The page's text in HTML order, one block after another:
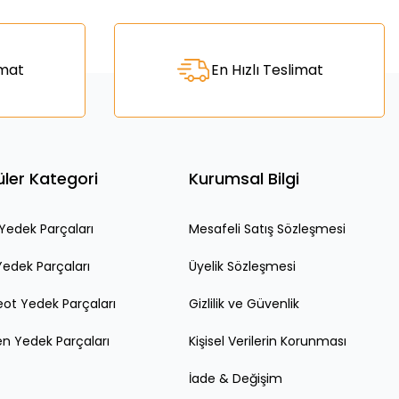
En Hızlı Teslimat
Kategori
Parçaları
Parçaları
Yedek Parçaları
Yedek Parçaları
Kurumsal Bilgi
Mesafeli Satış Sözleşmesi
Üyelik Sözleşmesi
Gizlilik ve Güvenlik
Kişisel Verilerin Korunması
İade & Değişim